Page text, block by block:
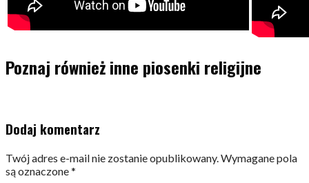
Poznaj również inne piosenki religijne
Dodaj komentarz
Twój adres e-mail nie zostanie opublikowany. Wymagane pola
są oznaczone*